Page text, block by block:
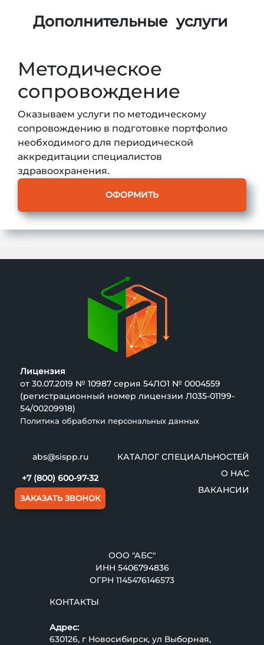
Дополнительные услуги
Методическое
сопровождение
Оказываем услуги по методическому
сопровождению в подготовке портфолио
необходимого для периодической
аккредитации специалистов
здравоохранения.
ОФОРМИТЬ
Лицензия
от 30.07.2019 № 10987 серия 54ЛО1 № 0004559
(регистрационный номер лицензии Л035-01199-
54/00209918)
Политика обработки персональных данных
КАТАЛОГ СПЕЦИАЛЬНОСТЕЙ
О НАС
ВАКАНСИИ
ООО "АБС"
ИНН 5406794836
ОГРН 1145476146573
КОНТАКТЫ
Адрес:
630126, г Новосибирск, ул Выборная,
abs@sispp.ru
+7 (800) 600-97-32
ЗАКАЗАТЬ ЗВОНОК